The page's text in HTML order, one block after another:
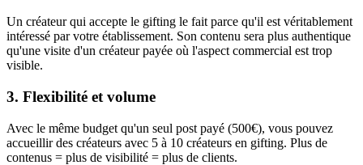
Un créateur qui accepte le gifting le fait parce qu'il est véritablement
intéressé par votre établissement. Son contenu sera plus authentique
qu'une visite d'un créateur payée où l'aspect commercial est trop
visible.
3. Flexibilité et volume
Avec le même budget qu'un seul post payé (500€), vous pouvez
accueillir des créateurs avec 5 à 10 créateurs en gifting. Plus de
contenus = plus de visibilité = plus de clients.